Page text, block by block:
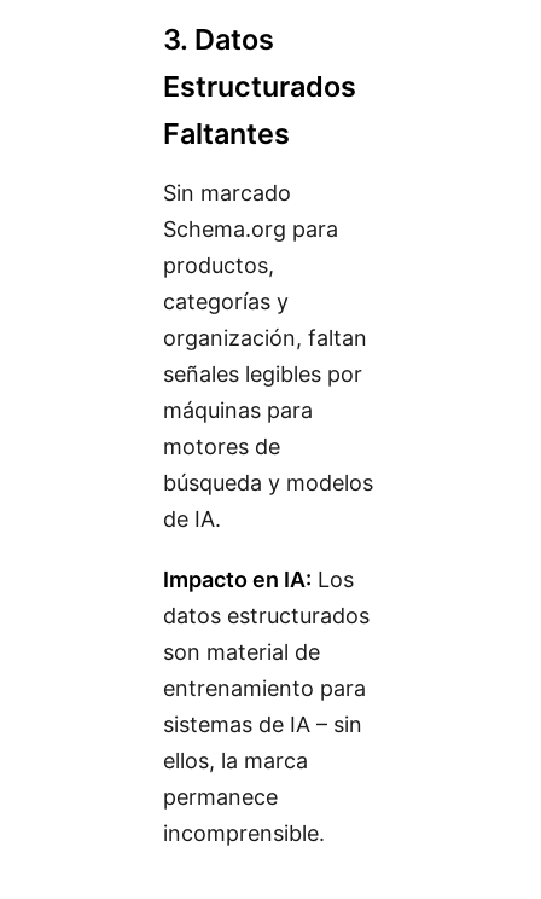
3. Datos
Estructurados
Faltantes
Sin marcado
Schema.org para
productos,
categorías y
organización, faltan
señales legibles por
máquinas para
motores de
búsqueda y modelos
de IA.
Impacto en IA: Los
datos estructurados
son material de
entrenamiento para
sistemas de IA – sin
ellos, la marca
permanece
incomprensible.